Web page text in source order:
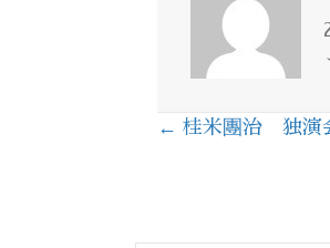
Posts
← 桂米團治 独演